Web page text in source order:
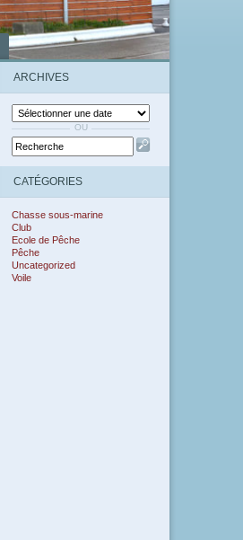
ARCHIVES
OU
CATÉGORIES
Chasse sous-marine
Club
Ecole de Pêche
Pêche
Uncategorized
Voile